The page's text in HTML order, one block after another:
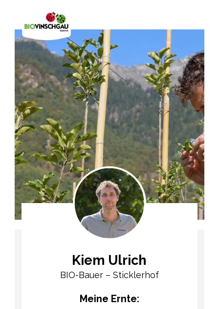
Kiem Ulrich
BIO-Bauer – Sticklerhof
Meine Ernte: